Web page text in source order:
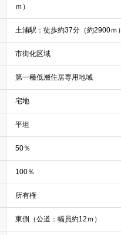
ｍ）
土浦駅：徒歩約37分（約2900ｍ）
市街化区域
第一種低層住居専用地域
宅地
平坦
50％
100％
所有権
東側（公道：幅員約12ｍ）